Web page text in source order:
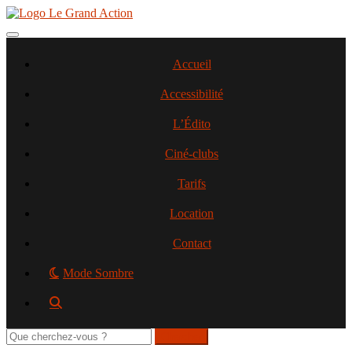
Aller
contenu
Toggle navigation
Accueil
Accessibilité
L’Édito
Ciné-clubs
Tarifs
Location
Contact
Mode Sombre
Rechercher
sur